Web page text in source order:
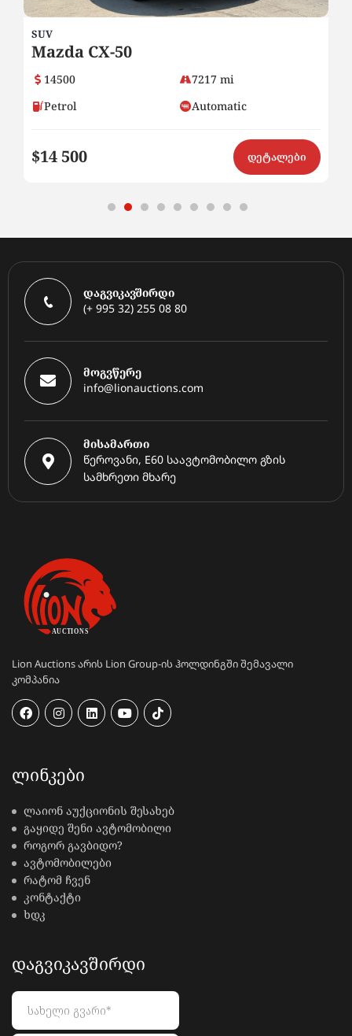
SUV
Mazda CX-50
14500
7217 mi
Petrol
Automatic
$14 500 დეტალები
დაგვიკავშირდი
(+ 995 32) 255 08 80
მოგვწერე
info@lionauctions.com
მისამართი
წეროვანი, E60 საავტომობილო გზის
სამხრეთი მხარე
Lion Auctions არის Lion Group-ის ჰოლდინგში შემავალი
კომპანია
ᲚᲘᲜᲙᲔᲑᲘ
ლაიონ აუქციონის შესახებ
გაყიდე შენი ავტომობილი
როგორ გავბიდო?
ავტომობილები
რატომ ჩვენ
კონტაქტი
ხდკ
ᲓᲐᲒᲕᲘᲙᲐᲕᲨᲘᲠᲓᲘ